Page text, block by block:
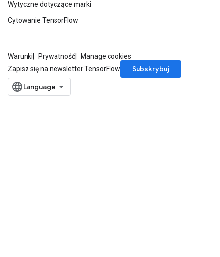
Wytyczne dotyczące marki
Cytowanie TensorFlow
Warunki Prywatność
Manage cookies
Zapisz się na newsletter TensorFlow
Subskrybuj